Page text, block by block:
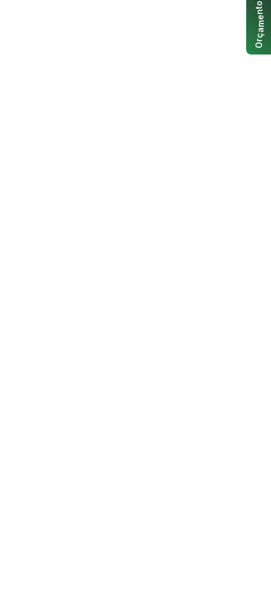
O
r
ç
a
m
e
n
t
o